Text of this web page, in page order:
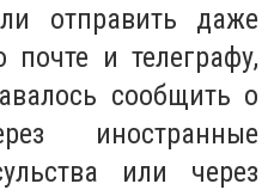
отправить даже
и телеграфу,
сообщить о
иностранные
или через